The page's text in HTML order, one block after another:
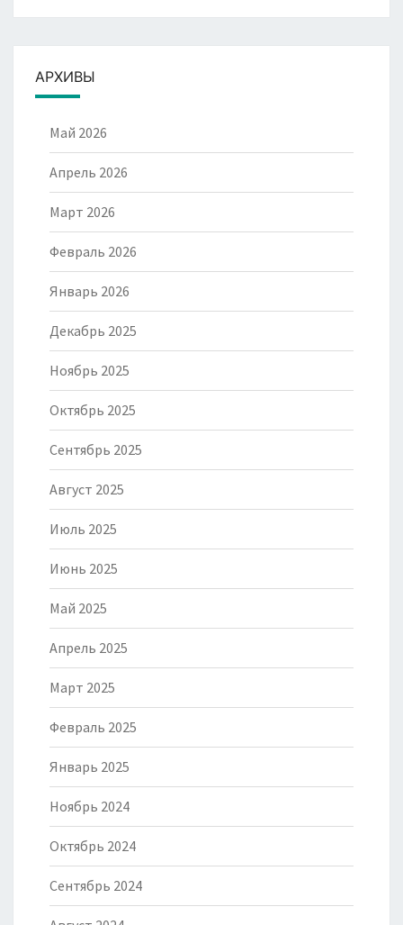
АРХИВЫ
Май 2026
Апрель 2026
Март 2026
Февраль 2026
Январь 2026
Декабрь 2025
Ноябрь 2025
Октябрь 2025
Сентябрь 2025
Август 2025
Июль 2025
Июнь 2025
Май 2025
Апрель 2025
Март 2025
Февраль 2025
Январь 2025
Ноябрь 2024
Октябрь 2024
Сентябрь 2024